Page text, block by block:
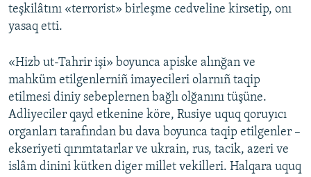
teşkilâtını «terrorist» birleşme cedveline kirsetip, onı
yasaq etti.
«Hizb ut-Tahrir işi» boyunca apiske alınğan ve
mahküm etilgenlerniñ imayecileri olarnıñ taqip
etilmesi diniy sebeplernen bağlı olğanını tüşüne.
Adliyeciler qayd etkenine köre, Rusiye uquq qoruyıcı
organları tarafından bu dava boyunca taqip etilgenler –
ekseriyeti qırımtatarlar ve ukrain, rus, tacik, azeri ve
islâm dinini kütken diger millet vekilleri. Halqara uquq